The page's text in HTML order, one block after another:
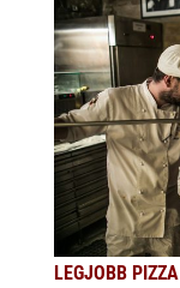
p
p
LEGJOBB PIZZA